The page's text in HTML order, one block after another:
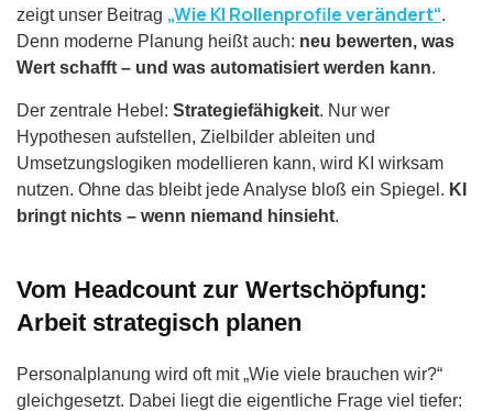
zeigt unser Beitrag „Wie KI Rollenprofile verändert“.
Denn moderne Planung heißt auch: neu bewerten, was
Wert schafft – und was automatisiert werden kann.
Der zentrale Hebel: Strategiefähigkeit. Nur wer
Hypothesen aufstellen, Zielbilder ableiten und
Umsetzungslogiken modellieren kann, wird KI wirksam
nutzen. Ohne das bleibt jede Analyse bloß ein Spiegel. KI
bringt nichts – wenn niemand hinsieht.
Vom Headcount zur Wertschöpfung:
Arbeit strategisch planen
Personalplanung wird oft mit „Wie viele brauchen wir?“
gleichgesetzt. Dabei liegt die eigentliche Frage viel tiefer: